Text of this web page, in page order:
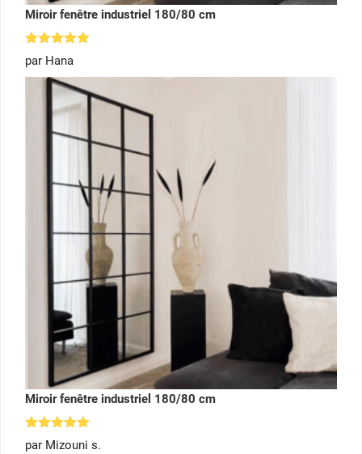
Miroir fenêtre industriel 180/80 cm
Note
sur 5
par Hana
Miroir fenêtre industriel 180/80 cm
Note5
sur 5
par Mizouni s.